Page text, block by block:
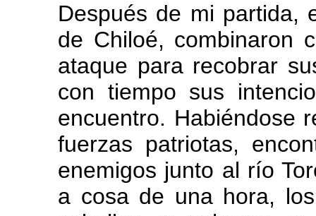
Después de mi partida,
de Chiloé, combinaron
ataque para recobrar
con tiempo sus
encuentro. Habiéndose
fuerzas patriotas,
enemigos junto al río
a cosa de una hora,